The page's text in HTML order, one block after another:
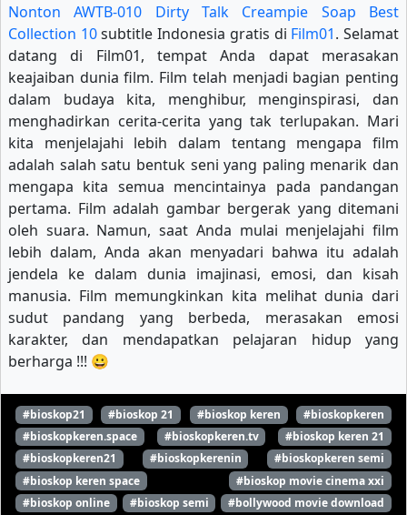
Nonton AWTB-010 Dirty Talk Creampie Soap Best
Collection 10subtitle Indonesia gratis di Film01. Selamat
datang di Film01, tempat Anda dapat merasakan
keajaiban dunia film. Film telah menjadi bagian penting
dalam budaya kita, menghibur, menginspirasi, dan
menghadirkan cerita-cerita yang tak terlupakan. Mari
kita menjelajahi lebih dalam tentang mengapa film
adalah salah satu bentuk seni yang paling menarik dan
mengapa kita semua mencintainya pada pandangan
pertama. Film adalah gambar bergerak yang ditemani
oleh suara. Namun, saat Anda mulai menjelajahi film
lebih dalam, Anda akan menyadari bahwa itu adalah
jendela ke dalam dunia imajinasi, emosi, dan kisah
manusia. Film memungkinkan kita melihat dunia dari
sudut pandang yang berbeda, merasakan emosi
karakter, dan mendapatkan pelajaran hidup yang
berharga !!! 😀
#bioskop21 #bioskop 21 #bioskop keren
#bioskopkeren
#bioskopkeren.space
#bioskopkeren.tv
#bioskop keren 21
#bioskopkeren21
#bioskopkerenin
#bioskopkeren semi
#bioskop keren space
#bioskop movie cinema xxi
#bioskop online
#bioskop semi
#bollywood movie download